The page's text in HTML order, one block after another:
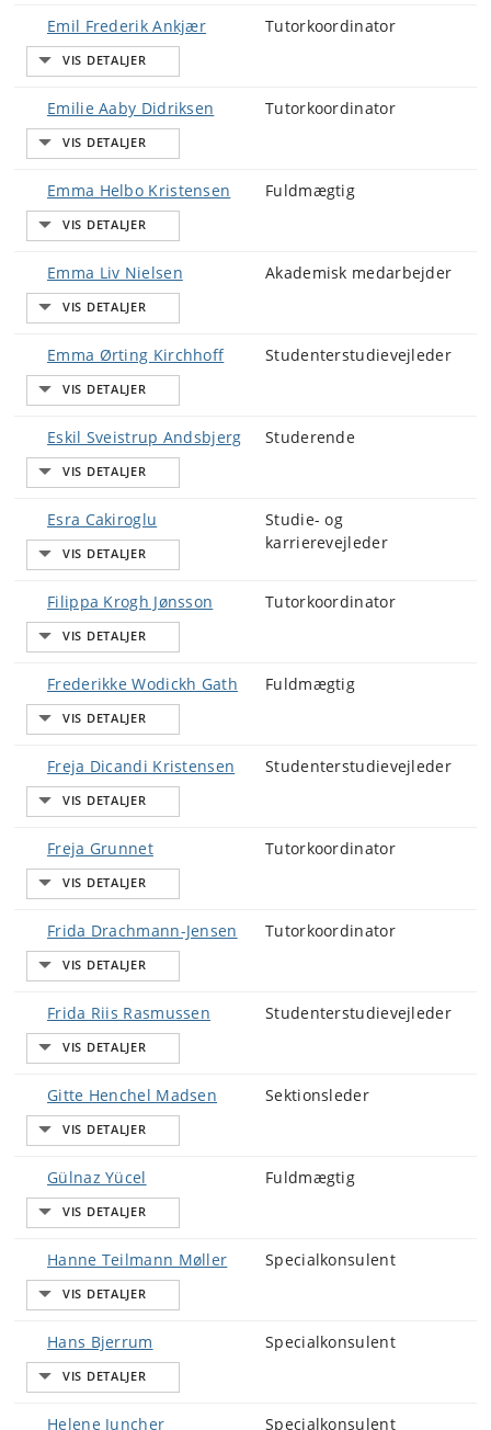
Emil Frederik Ankjær Tutorkoordinator
Emilie Aaby Didriksen Tutorkoordinator
Emma Helbo Kristensen Fuldmægtig
Emma Liv Nielsen Akademisk medarbejder
Emma Ørting Kirchhoff Studenterstudievejleder
Eskil Sveistrup Andsbjerg Studerende
Esra Cakiroglu
Studie- og
karrierevejleder
Filippa Krogh Jønsson Tutorkoordinator
Frederikke Wodickh Gath Fuldmægtig
Freja Dicandi Kristensen Studenterstudievejleder
Freja Grunnet Tutorkoordinator
Frida Drachmann-Jensen Tutorkoordinator
Frida Riis Rasmussen Studenterstudievejleder
Gitte Henchel Madsen Sektionsleder
Gülnaz Yücel Fuldmægtig
Hanne Teilmann Møller Specialkonsulent
Hans Bjerrum Specialkonsulent
Helene Juncher Specialkonsulent